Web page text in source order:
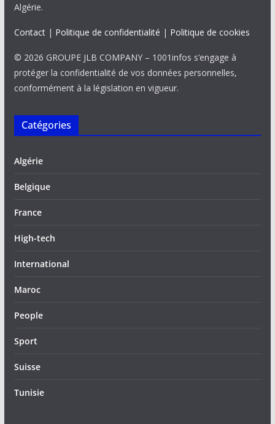
Algérie.
Contact| Politique de confidentialité | Politique de cookies
© 2026 GROUPE JLB COMPANY – 1001infos s’engage à
protéger la confidentialité de vos données personnelles,
conformément à la législation en vigueur.
Catégories
Algérie
Belgique
France
High-tech
International
Maroc
People
Sport
Suisse
Tunisie